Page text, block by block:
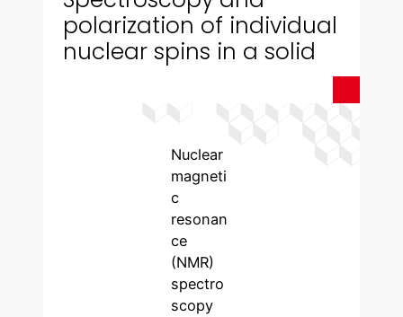
polarization of individual
nuclear spins in a solid
Nuclear
magneti
c
resonan
ce
(NMR)
spectro
scopy